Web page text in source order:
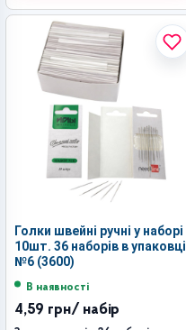
Голки швейні ручні у наборі
10шт. 36 наборів в упаковці
№6 (3600)
В наявності
4,59 грн/ набір